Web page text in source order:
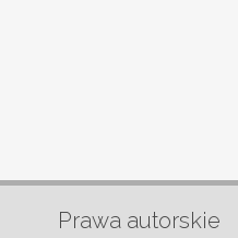
Prawa autorskie